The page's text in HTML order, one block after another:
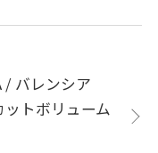
/ バレンシア
ットボリューム